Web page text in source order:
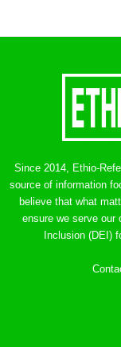
Since 2014, Ethio-
source of information
believe that what
ensure we serve our
Inclusion (DEI)